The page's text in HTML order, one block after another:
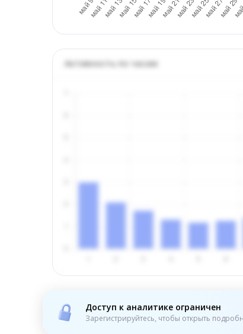
Активность по часам
Доступ к аналитике ограничен
Зарегистрируйтесь, чтобы открыть